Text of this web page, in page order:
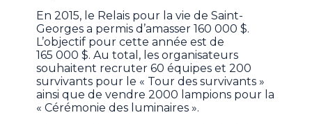
En 2015, le Relais pour la vie de Saint-
Georges a permis d’amasser 160 000 $.
L’objectif pour cette année est de
165 000 $. Au total, les organisateurs
souhaitent recruter 60 équipes et 200
survivants pour le « Tour des survivants »
ainsi que de vendre 2000 lampions pour la
« Cérémonie des luminaires ».